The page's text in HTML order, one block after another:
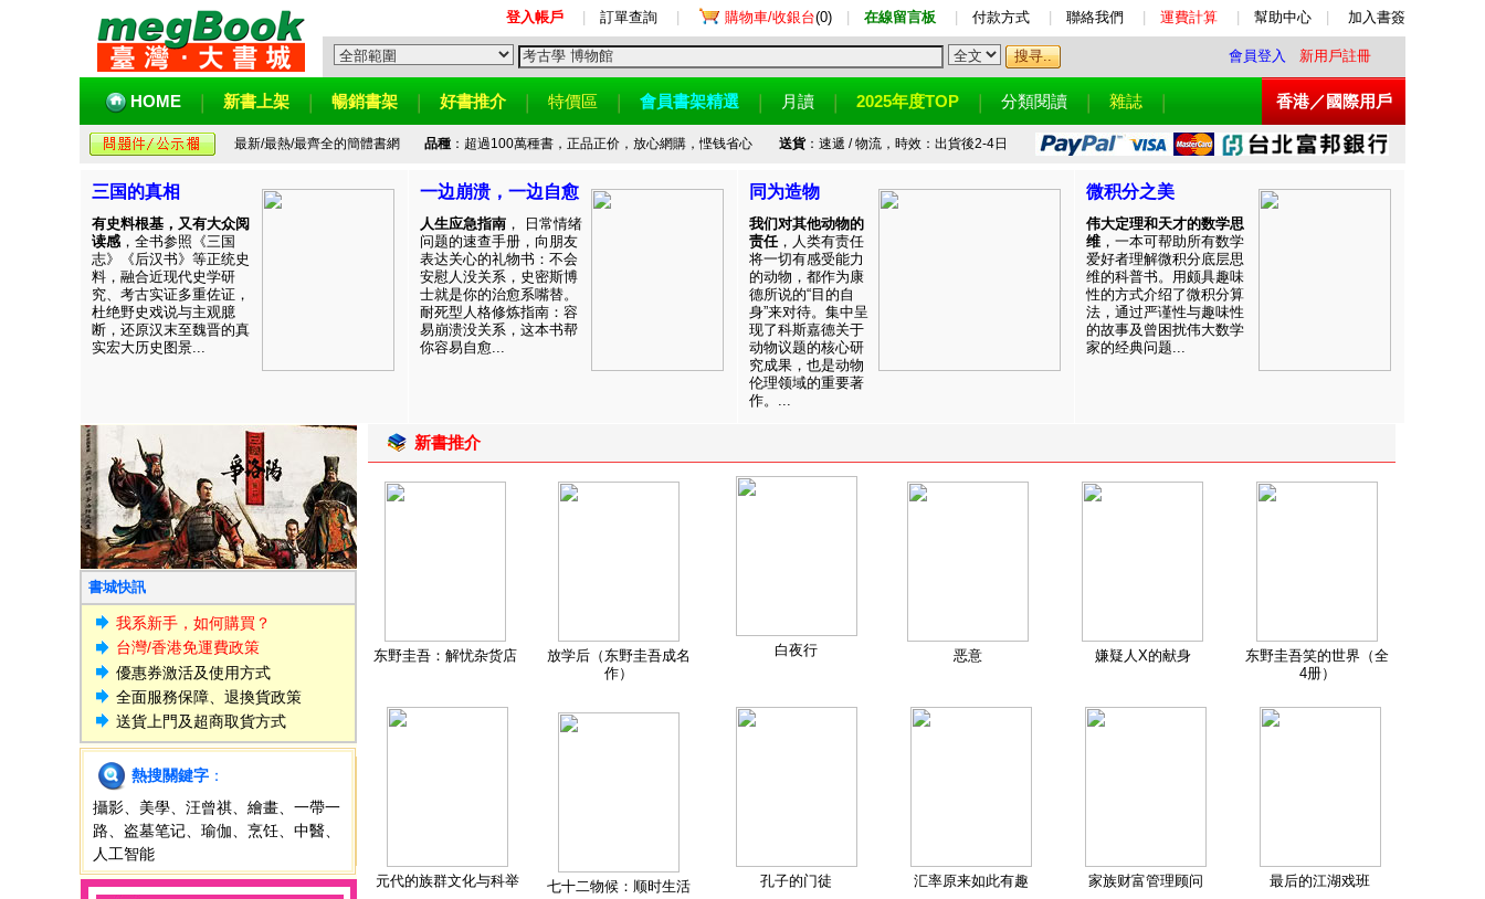
登入帳戶 訂單查詢 購物車/收銀台(0) 在線留言板 付款方式 聯絡我們 運費計算 幫助中心 加入書簽
會員登入 新用戶註冊
HOME 新書上架 暢銷書架 好書推介 特價區 會員書架精選 月讀 2025年度TOP 分類閱讀 雜誌 香港／國際用戶
最新/最熱/最齊全的簡體書網 品種：超過100萬種書，正品正价，放心網購，悭钱省心 送貨：速遞 / 物流，時效：出貨後2-4日
三国的真相
有史料根基，又有大众阅
读感 ，全书参照《三国
志》《后汉书》等正统史
料，融合近现代史学研
究、考古实证多重佐证，
杜绝野史戏说与主观臆
断，还原汉末至魏晋的真
实宏大历史图景...
一边崩溃，一边自愈
人生应急指南 ， 日常情绪
问题的速查手册，向朋友
表达关心的礼物书：不会
安慰人没关系，史密斯博
士就是你的治愈系嘴替。
耐死型人格修炼指南：容
易崩溃没关系，这本书帮
你容易自愈...
同为造物
我们对其他动物的
责任，人类有责任
将一切有感受能力
的动物，都作为康
德所说的“目的自
身”来对待。集中呈
现了科斯嘉德关于
动物议题的核心研
究成果，也是动物
伦理领域的重要著
作。...
微积分之美
伟大定理和天才的数学思
维 ，一本可帮助所有数学
爱好者理解微积分底层思
维的科普书。用颇具趣味
性的方式介绍了微积分算
法，通过严谨性与趣味性
的故事及曾困扰伟大数学
家的经典问题...
書城快訊
我系新手，如何購買？
台灣/香港免運費政策
優惠券激活及使用方式
全面服務保障、退換貨政策
送貨上門及超商取貨方式
熱搜關鍵字 ：
攝影
美學 汪曾祺 繪畫
一帶一
路
盗墓笔记 瑜伽 烹饪 中醫
人工智能
新書推介
东野圭吾：解忧杂货店
放学后（东野圭吾成名
作）
白夜行 恶意 嫌疑人X的献身
东野圭吾笑的世界（全
4册）
元代的族群文化与科举 七十二物候：顺时生活 孔子的门徒 汇率原来如此有趣 家族财富管理顾问 最后的江湖戏班